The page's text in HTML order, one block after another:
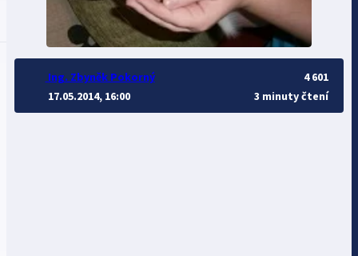
Ing. Zbyněk Pokorný
17.05.2014, 16:00
4 601
3 minuty čtení